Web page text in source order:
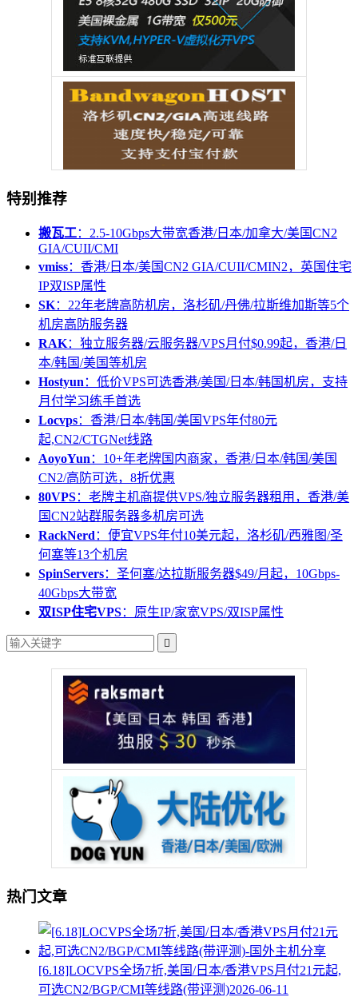
特别推荐
搬瓦工：2.5-10Gbps大带宽香港/日本/加拿大/美国CN2
GIA/CUII/CMI
vmiss：香港/日本/美国CN2 GIA/CUII/CMIN2，英国住宅
IP双ISP属性
SK：22年老牌高防机房，洛杉矶/丹佛/拉斯维加斯等5个
机房高防服务器
RAK：独立服务器/云服务器/VPS月付$0.99起，香港/日
本/韩国/美国等机房
Hostyun ：低价VPS可选香港/美国/日本/韩国机房，支持
月付学习练手首选
Locvps：香港/日本/韩国/美国VPS年付80元
起,CN2/CTGNet线路
AoyoYun ：10+年老牌国内商家，香港/日本/韩国/美国
CN2/高防可选，8折优惠
80VPS：老牌主机商提供VPS/独立服务器租用，香港/美
国CN2站群服务器多机房可选
RackNerd ：便宜VPS年付10美元起，洛杉矶/西雅图/圣
何塞等13个机房
SpinServers：圣何塞/达拉斯服务器$49/月起，10Gbps-
40Gbps大带宽
双ISP住宅VPS：原生IP/家宽VPS/双ISP属性

热门文章
[6.18]LOCVPS全场7折,美国/日本/香港VPS月付21元起,
可选CN2/BGP/CMI等线路(带评测)2026-06-11